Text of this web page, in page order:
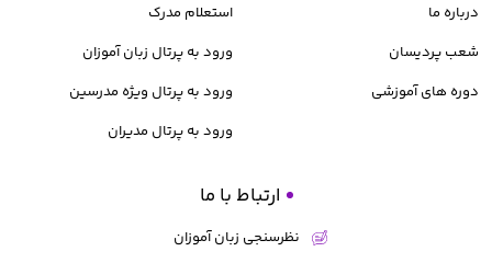
درباره ما
شعب پردیسان
دوره های آموزشی
استعلام مدرک
ورود به پرتال زبان آموزان
ورود به پرتال ویژه مدرسین
ورود به پرتال مدیران
ارتباط با ما
نظرسنجی زبان آموزان